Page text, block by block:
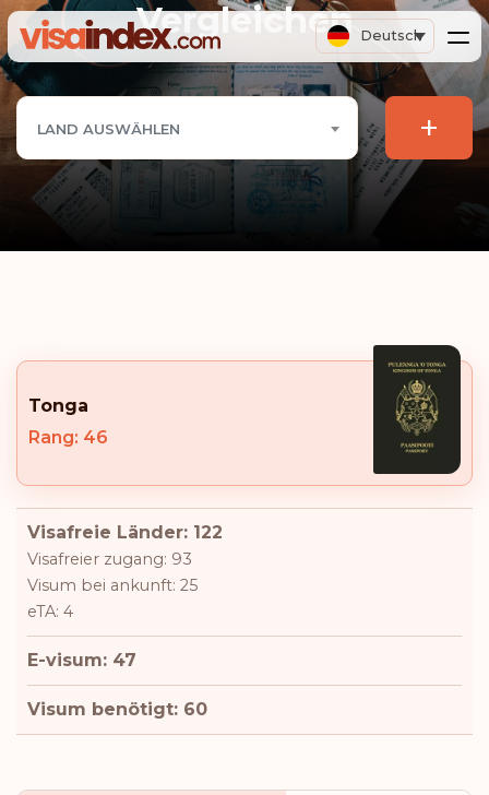
Deutsch
Vergleichen
LAND AUSWÄHLEN +
Tonga
Rang: 46
Visafreie Länder: 122
Visafreier zugang: 93
Visum bei ankunft: 25
eTA: 4
E-visum: 47
Visum benötigt: 60